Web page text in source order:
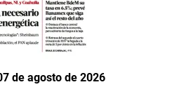
de agosto de 2026